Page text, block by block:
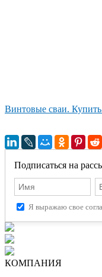
Винтовые сваи.
Подписаться на
Я выражаю свое
КОМПАНИЯ